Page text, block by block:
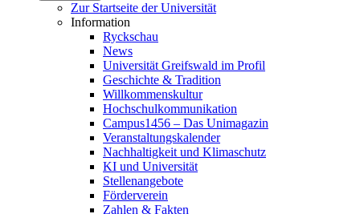
Zur Startseite der Universität
Information
Ryckschau
News
Universität Greifswald im Profil
Geschichte & Tradition
Willkommenskultur
Hochschulkommunikation
Campus1456 – Das Unimagazin
Veranstaltungskalender
Nachhaltigkeit und Klimaschutz
KI und Universität
Stellenangebote
Förderverein
Zahlen & Fakten